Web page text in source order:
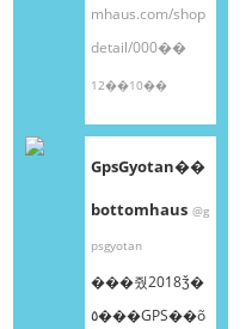
mhaus.com/shop
detail/000��
12��10��
GpsGyotan��
bottomhaus @g
psgyotan
���줬2018ǯ�
٥���GPS��õ